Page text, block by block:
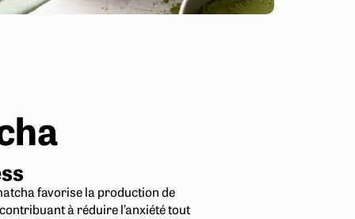
favorise la production de
à réduire l’anxiété tout